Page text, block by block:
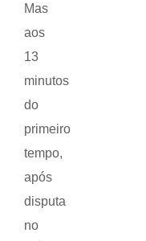
Mas
aos
13
minutos
do
primeiro
tempo,
após
disputa
no